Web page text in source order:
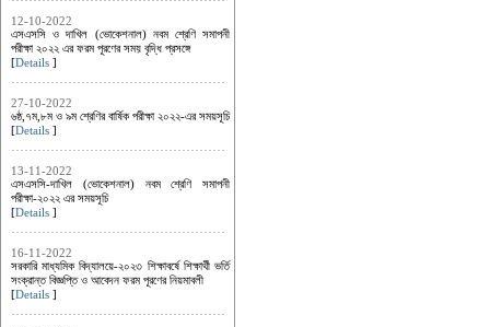
12-10-2022
এসএসসি ও দাখিল (ভোকেশনাল) নবম শ্রেণি সমাপনী
পরীক্ষা ২০২২ এর ফরম পূরণের সময় বৃদ্ধি প্রসঙ্গে
[Details ]
27-10-2022
৬ষ্ঠ,৭ম,৮ম ও ৯ম শ্রেণির বার্ষিক পরীক্ষা ২০২২-এর সময়সূচি
[Details ]
13-11-2022
এসএসসি-দাখিল (ভোকেশনাল) নবম শ্রেণি সমাপনী
পরীক্ষা-২০২২ এর সময়সূচি
[Details ]
16-11-2022
সরকারি মাধ্যমিক বিদ্যালয়ে-২০২৩ শিক্ষাবর্ষে শিক্ষার্থী ভর্তি
সংক্রান্ত বিজ্ঞপ্তি ও আবেদন ফরম পূরণের নিয়মাবলী
[Details ]